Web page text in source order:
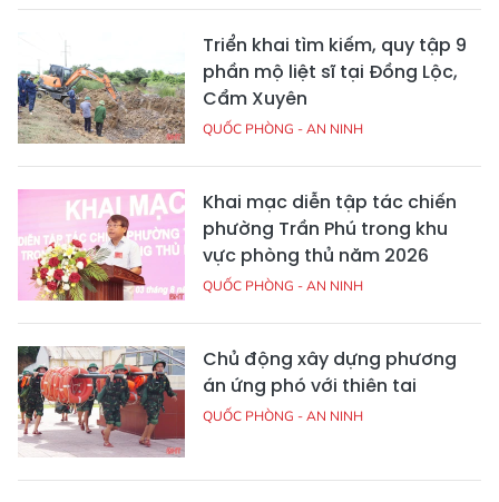
Triển khai tìm kiếm, quy tập 9
phần mộ liệt sĩ tại Đồng Lộc,
Cẩm Xuyên
QUỐC PHÒNG - AN NINH
Khai mạc diễn tập tác chiến
phường Trần Phú trong khu
vực phòng thủ năm 2026
QUỐC PHÒNG - AN NINH
Chủ động xây dựng phương
án ứng phó với thiên tai
QUỐC PHÒNG - AN NINH